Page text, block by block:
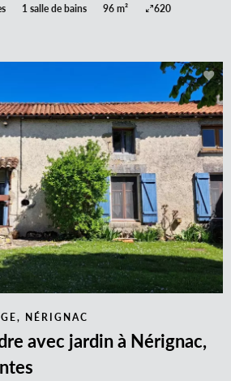
1 salle de bains 96 m² 620
NÉRIGNAC
avec jardin à Nérignac,